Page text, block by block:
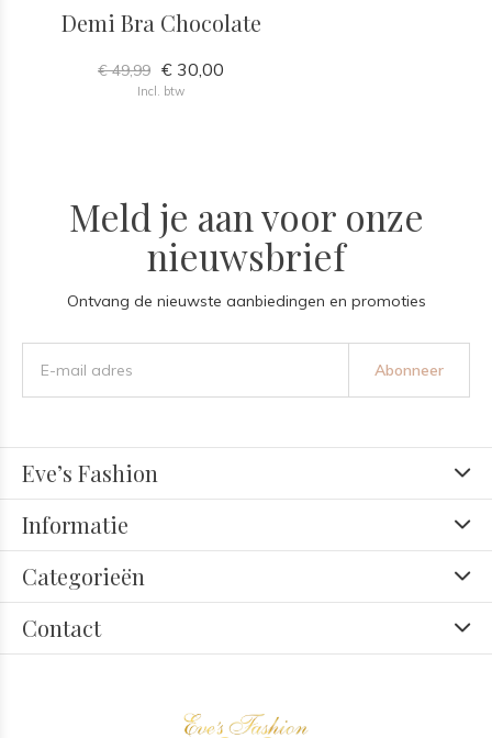
Demi Bra Chocolate
€ 49,99 € 30,00
Incl. btw
Meld je aan voor onze
nieuwsbrief
Ontvang de nieuwste aanbiedingen en promoties
Abonneer
Eve’s Fashion
Informatie
Categorieën
Contact